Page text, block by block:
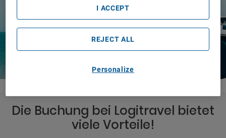
Die Buchung bei Logitravel bietet
viele Vorteile!
Personalize
REJECT ALL
I ACCEPT